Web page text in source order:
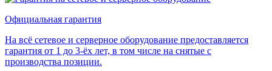
Официальная гарантия
На всё сетевое и серверное оборудование предоставляется
гарантия от 1 до 3-ёх лет, в том числе на снятые с
производства позиции.